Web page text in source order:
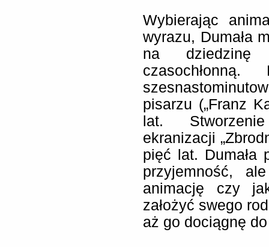
Wybierając
wyrazu, Dumała
na dziedzinę
pisarzu („Franz
lat.
ekranizacji
pięć lat. Dumała
przyjemność,
animację czy
założyć swego
aż go dociągnę